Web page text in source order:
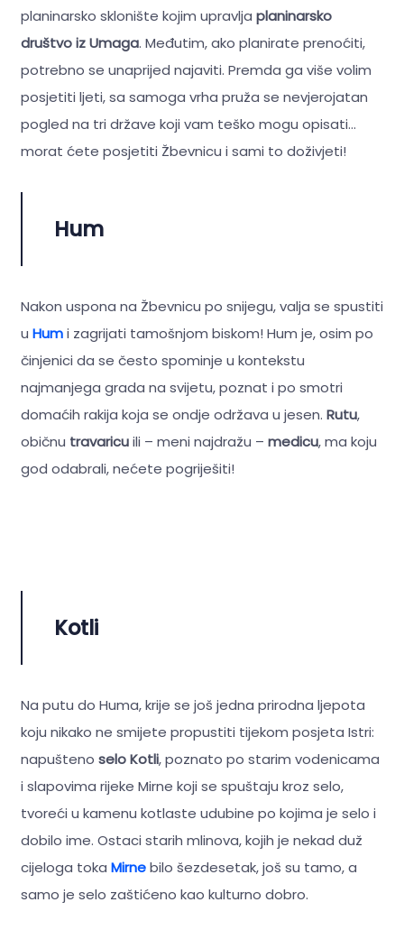
planinarsko sklonište kojim upravlja planinarsko
društvo iz Umaga. Međutim, ako planirate prenoćiti,
potrebno se unaprijed najaviti. Premda ga više volim
posjetiti ljeti, sa samoga vrha pruža se nevjerojatan
pogled na tri države koji vam teško mogu opisati…
morat ćete posjetiti Žbevnicu i sami to doživjeti!
Hum
Nakon uspona na Žbevnicu po snijegu, valja se spustiti
u Humi zagrijati tamošnjom biskom! Hum je, osim po
činjenici da se često spominje u kontekstu
najmanjega grada na svijetu, poznat i po smotri
domaćih rakija koja se ondje održava u jesen. Rutu,
običnu travaricuili – meni najdražu – medicu, ma koju
god odabrali, nećete pogriješiti!
Kotli
Na putu do Huma, krije se još jedna prirodna ljepota
koju nikako ne smijete propustiti tijekom posjeta Istri:
napušteno selo Kotli, poznato po starim vodenicama
i slapovima rijeke Mirne koji se spuštaju kroz selo,
tvoreći u kamenu kotlaste udubine po kojima je selo i
dobilo ime. Ostaci starih mlinova, kojih je nekad duž
cijeloga toka Mirne bilo šezdesetak, još su tamo, a
samo je selo zaštićeno kao kulturno dobro.